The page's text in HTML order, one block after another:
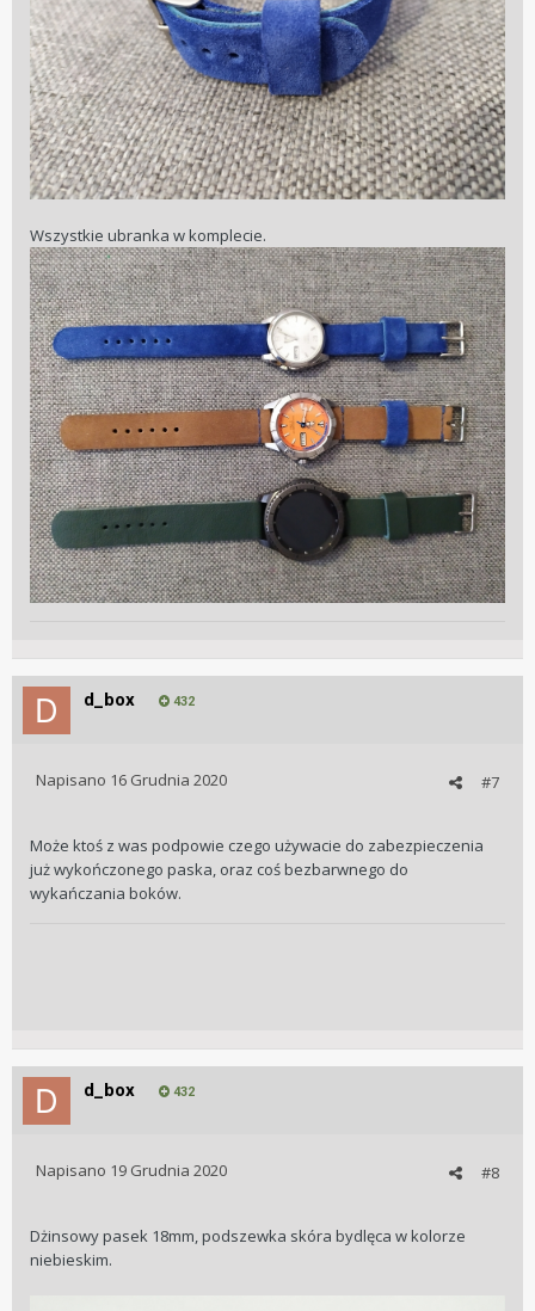
Wszystkie ubranka w komplecie.
d_box 432
#7
Napisano 16 Grudnia 2020
Może ktoś z was podpowie czego używacie do zabezpieczenia
już wykończonego paska, oraz coś bezbarwnego do
wykańczania boków.
d_box 432
#8
Napisano 19 Grudnia 2020
Dżinsowy pasek 18mm, podszewka skóra bydlęca w kolorze
niebieskim.